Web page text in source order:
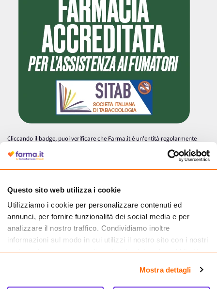
Questo sito web utilizza i cookie
Utilizziamo i cookie per personalizzare contenuti ed
annunci, per fornire funzionalità dei social media e per
analizzare il nostro traffico. Condividiamo inoltre
informazioni sul modo in cui utilizzi il nostro sito con i nostri
partner che si occupano di analisi dei dati web, pubblicità e
informazioni che hai fornito loro o che hanno raccolto dal
tuo utilizzo dei loro servizi.
Mostra dettagli
Cliccando il badge, puoi verificare che Farma.it è un'entità regolarmente
autorizzata dal Ministero della Salute a effettuare la vendita online di
medicinali.